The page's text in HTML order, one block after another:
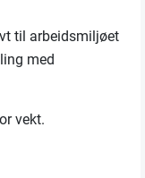
til arbeidsmiljøet
med
vekt.